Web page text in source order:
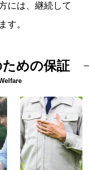
には、継続して
す。
めの保証